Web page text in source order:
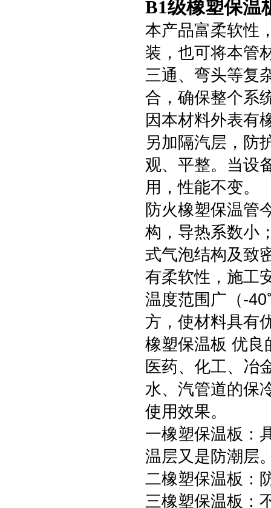
B1级橡塑保温
本产品富柔软性
装，也可将本管
三通、弯头等复
合，确保整个系
因本材料外表有
另加隔汽层，防
观、平整。当设
用，性能不变。
防火橡塑保温管
构，导热系数小
式气泡结构及致
有柔软性，施工
温度范围广（-
方，使材料具有
橡塑保温板 优良
医药、化工、冶
水、汽管道的保
使用效果。
一橡塑保温板：
温层又是防潮层
二橡塑保温板
三橡塑保温板：